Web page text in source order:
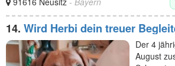
14. Wird Herbi dein treuer
Der 4
August